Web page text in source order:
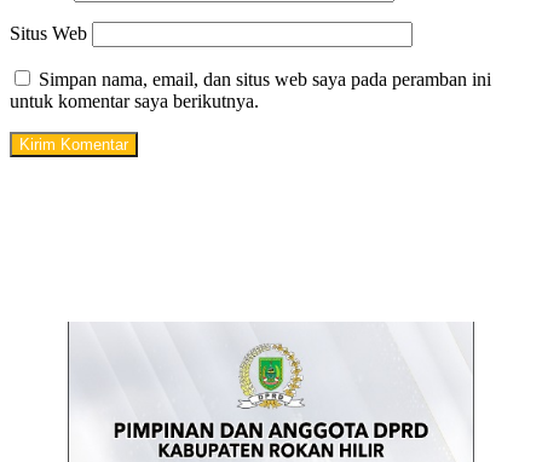
Situs Web
Simpan nama, email, dan situs web saya pada peramban ini
untuk komentar saya berikutnya.